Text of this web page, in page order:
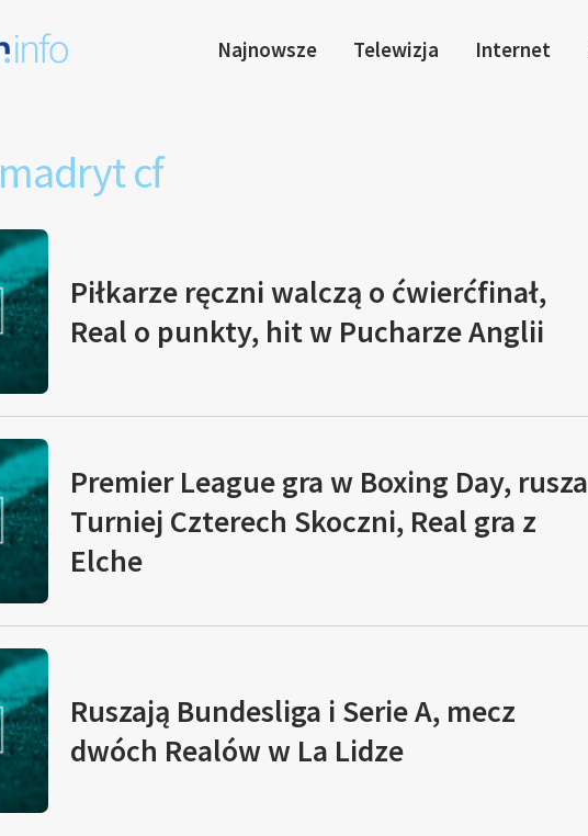
Najnowsze Telewizja Internet
cf
Piłkarze ręczni walczą o ćwierćfinał,
Real o punkty, hit w Pucharze Anglii
Premier League gra w Boxing Day, rusza
Turniej Czterech Skoczni, Real gra z
Elche
Ruszają Bundesliga i Serie A, mecz
dwóch Realów w La Lidze